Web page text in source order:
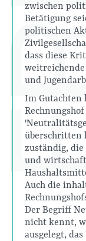
zwischen
Betätigung
politischen
dass diese
und
Im Gutachten
überschritten
zuständig,
und
Auch die
Der Begriff
nicht kennt,
ausgelegt,